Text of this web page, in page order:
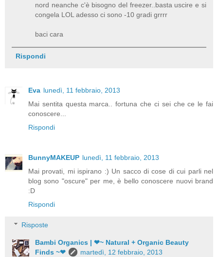
nord neanche c'è bisogno del freezer..basta uscire e si
congela LOL adesso ci sono -10 gradi grrrr
baci cara
Rispondi
Eva lunedì, 11 febbraio, 2013
Mai sentita questa marca.. fortuna che ci sei che ce le fai
conoscere...
Rispondi
BunnyMAKEUP lunedì, 11 febbraio, 2013
Mai provati, mi ispirano :) Un sacco di cose di cui parli nel
blog sono "oscure" per me, è bello conoscere nuovi brand
:D
Rispondi
Risposte
Bambi Organics | ❤~ Natural + Organic Beauty
Finds ~❤
martedì, 12 febbraio, 2013